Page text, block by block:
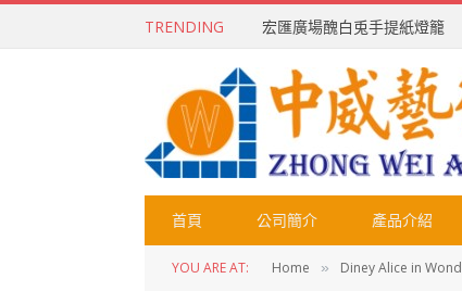
TRENDING 宏匯廣場醜白兎手提紙燈籠
首頁 公司簡介 產品介紹
YOU ARE AT: Home » Diney Alice in